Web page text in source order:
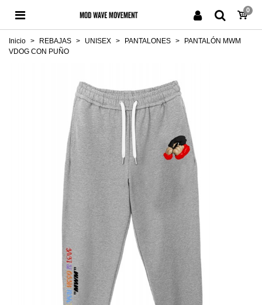
0
Inicio > REBAJAS > UNISEX > PANTALONES >
PANTALÓN MWM
VDOG CON PUÑO